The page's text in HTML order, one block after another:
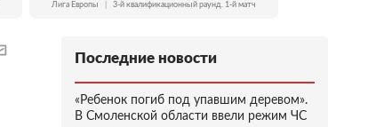
Лига Европы 3-й квалификационный раунд. 1-й матч
Последние новости
«Ребенок погиб под упавшим деревом».
В Смоленской области ввели режим ЧС